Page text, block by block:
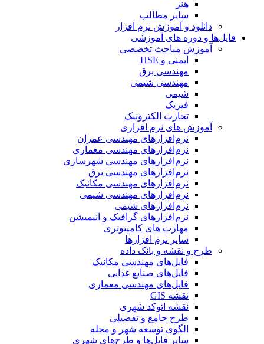
هنر
سایر مطالب
دانلود و آموزش نرم افزار
فایل‌ها و دوره های آموزشی
آموزش مباحث تخصصی
ایمنی و HSE
مهندسی برق
مهندسی شیمی
شیمی
فیزیک
تجارت الکترونیک
آموزش های نرم افزاری
نرم‌افزارهای مهندسی عمران
نرم‌افزارهای مهندسی معماری
نرم‌افزارهای مهندسی شهرسازی
نرم‌افزارهای مهندسی برق
نرم‌افزارهای مهندسی مکانیک
نرم‌افزارهای مهندسی شیمی
نرم‌افزارهای شیمی
نرم‌افزارهای گرافیک و انیمیشن
مهارت های کامپیوتری
سایر نرم افزارها
طرح و نقشه و بانک داده
فایل‌های مهندسی مکانیک
فایل‌های صنایع غذایی
فایل‌های مهندسی معماری
نقشه GIS
نقشه اتوکد شهری
طرح جامع و تفصیلی
الگوی توسعه شهر و محله
سایر فایل‌ها و طرح‌های شهری